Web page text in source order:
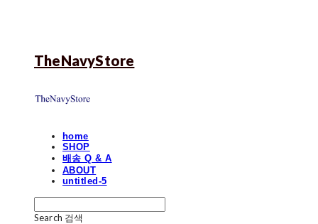
TheNavyStore
home
SHOP
배송 Q & A
ABOUT
untitled-5
Search 검색